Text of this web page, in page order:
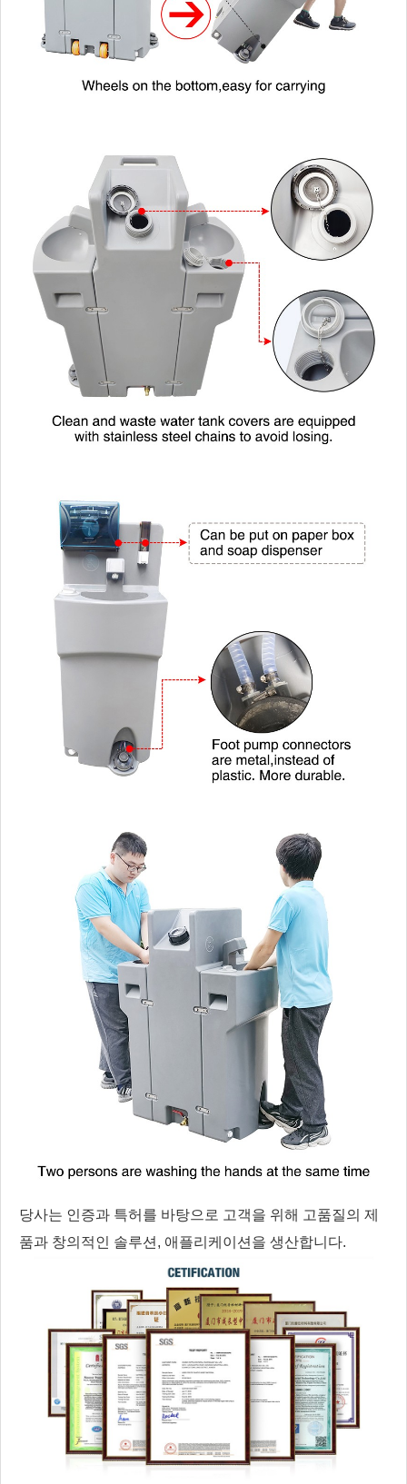
당사는 인증과 특허를 바탕으로 고객을 위해 고품질의 제
품과 창의적인 솔루션, 애플리케이션을 생산합니다.